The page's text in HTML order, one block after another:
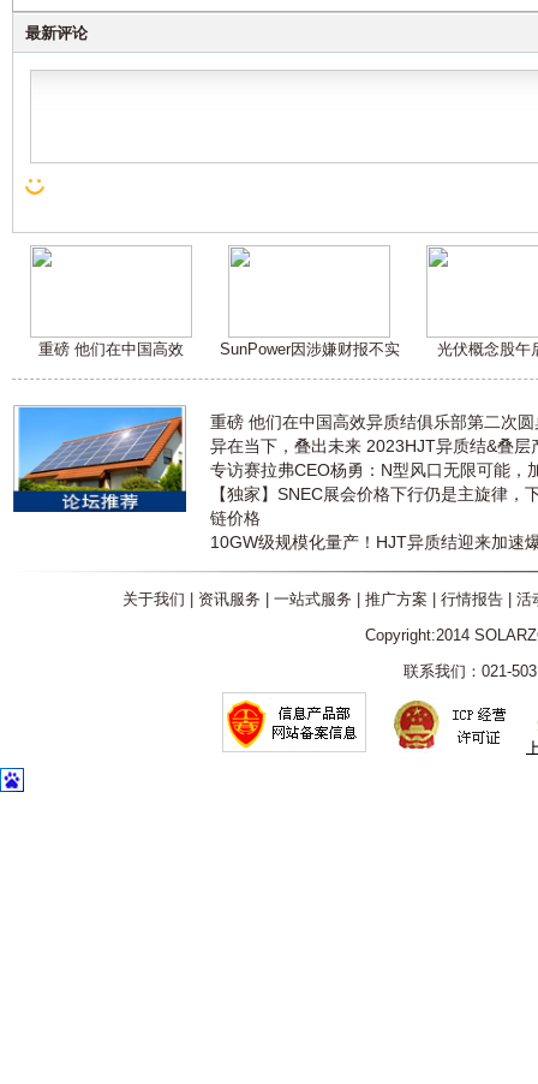
最新评论
重磅 他们在中国高效 SunPower因涉嫌财报不实 光伏概念股午
重磅 他们在中国高效异质结俱乐部第二次
异在当下，叠出未来 2023HJT异质结&叠层
专访赛拉弗CEO杨勇：N型风口无限可能，
【独家】SNEC展会价格下行仍是主旋律，
链价格
10GW级规模化量产！HJT异质结迎来加速
关于我们 资讯服务 一站式服务 推广方案 行情报告| 活
Copyright:2014
联系我们：021-